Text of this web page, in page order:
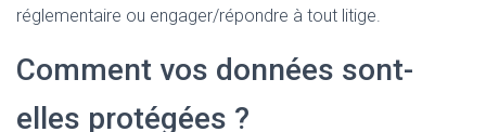
réglementaire ou engager/répondre à tout litige.
Comment vos données sont-
elles protégées ?